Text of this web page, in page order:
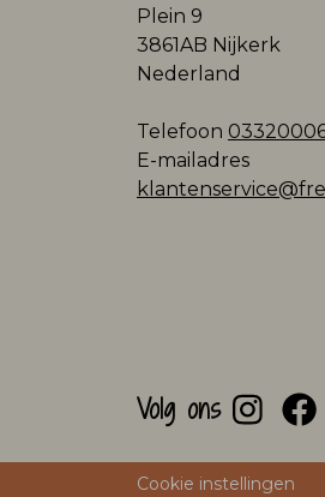
Plein 9
3861AB Nijkerk
Nederland
Telefoon
E-mailadres
Volg ons
Cookie instellingen